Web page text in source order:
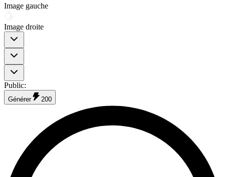
Image gauche
Image droite
Public:
Générer 200